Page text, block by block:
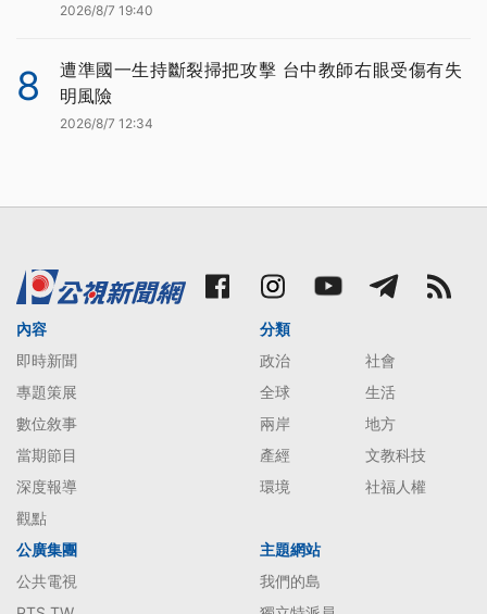
2026/8/7 19:40
8
遭準國一生持斷裂掃把攻擊 台中教師右眼受傷有失
明風險
2026/8/7 12:34
內容
即時新聞
專題策展
數位敘事
當期節目
深度報導
觀點
分類
政治
社會
全球
生活
兩岸
地方
產經
文教科技
環境
社福人權
公廣集團
公共電視
主題網站
我們的島